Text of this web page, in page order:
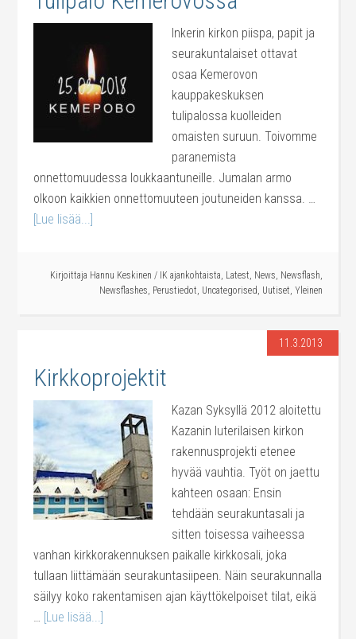
Inkerin kirkon piispa, papit ja
seurakuntalaiset ottavat
osaa Kemerovon
kauppakeskuksen
tulipalossa kuolleiden
omaisten suruun. Toivomme
paranemista
onnettomuudessa loukkaantuneille. Jumalan armo
olkoon kaikkien onnettomuuteen joutuneiden kanssa. …
[Lue lisää...]
Kirjoittaja Hannu Keskinen / IK ajankohtaista, Latest, News, Newsflash,
Newsflashes, Perustiedot, Uncategorised, Uutiset, Yleinen
11.3.2013
Kirkkoprojektit
Kazan Syksyllä 2012 aloitettu
Kazanin luterilaisen kirkon
rakennusprojekti etenee
hyvää vauhtia. Työt on jaettu
kahteen osaan: Ensin
tehdään seurakuntasali ja
sitten toisessa vaiheessa
vanhan kirkkorakennuksen paikalle kirkkosali, joka
tullaan liittämään seurakuntasiipeen. Näin seurakunnalla
säilyy koko rakentamisen ajan käyttökelpoiset tilat, eikä
… [Lue lisää...]